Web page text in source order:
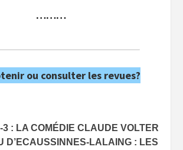
………
ou consulter les revues?
: LA COMÉDIE CLAUDE VOLTER
D’ECAUSSINNES-LALAING : LES